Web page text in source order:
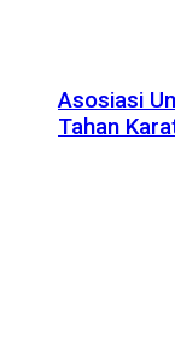
Asosiasi
Tahan